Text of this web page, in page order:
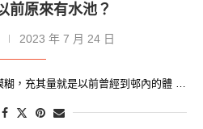
前原來有水池？
2023 年 7 月 24 日
，充其量就是以前曾經到邨內的體 …